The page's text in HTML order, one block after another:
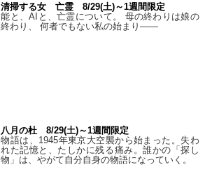
清掃する女 亡霊 8/29(土)～1週間限定
能と、AIと、亡霊について。 母の終わりは娘の
終わり、 何者でもない私の始まり――
八月の杜 8/29(土)～1週間限定
物語は、1945年東京大空襲から始まった。失わ
れた記憶と、たしかに残る痛み。誰かの「探し
物」は、やがて自分自身の物語になっていく。